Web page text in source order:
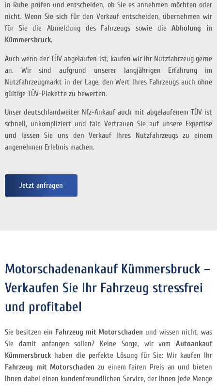
in Ruhe prüfen und entscheiden, ob Sie es annehmen möchten oder
nicht. Wenn Sie sich für den Verkauf entscheiden, übernehmen wir
für Sie die Abmeldung des Fahrzeugs sowie dieAbholung in
Kümmersbruck.
Auch wenn der TÜV abgelaufen ist, kaufen wir Ihr Nutzfahrzeug gerne
an. Wir sind aufgrund unserer langjährigen Erfahrung im
Nutzfahrzeugmarkt in der Lage, den Wert Ihres Fahrzeugs auch ohne
gültige TÜV-Plakette zu bewerten.
Unser deutschlandweiter Nfz-Ankauf auch mit abgelaufenem TÜV ist
schnell, unkompliziert und fair. Vertrauen Sie auf unsere Expertise
und lassen Sie uns den Verkauf Ihres Nutzfahrzeugs zu einem
angenehmen Erlebnis machen.
Jetzt anfragen
Motorschadenankauf Kümmersbruck –
Verkaufen Sie Ihr Fahrzeug stressfrei
und profitabel
Sie besitzen ein Fahrzeug mit Motorschaden und wissen nicht, was
Sie damit anfangen sollen? Keine Sorge, wir vom Autoankauf
Kümmersbruck haben die perfekte Lösung für Sie: Wir kaufen Ihr
Fahrzeug mit Motorschaden zu einem fairen Preis an und bieten
Ihnen dabei einen kundenfreundlichen Service, der Ihnen jede Menge